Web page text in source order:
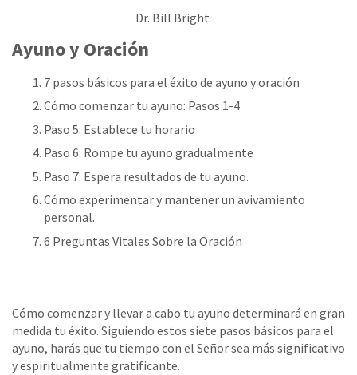
Dr. Bill Bright
Ayuno y Oración
7 pasos básicos para el éxito de ayuno y oración
Cómo comenzar tu ayuno: Pasos 1-4
Paso 5: Establece tu horario
Paso 6: Rompe tu ayuno gradualmente
Paso 7: Espera resultados de tu ayuno.
Cómo experimentar y mantener un avivamiento
personal.
6 Preguntas Vitales Sobre la Oración
Cómo comenzar y llevar a cabo tu ayuno determinará en gran
medida tu éxito. Siguiendo estos siete pasos básicos para el
ayuno, harás que tu tiempo con el Señor sea más significativo
y espiritualmente gratificante.